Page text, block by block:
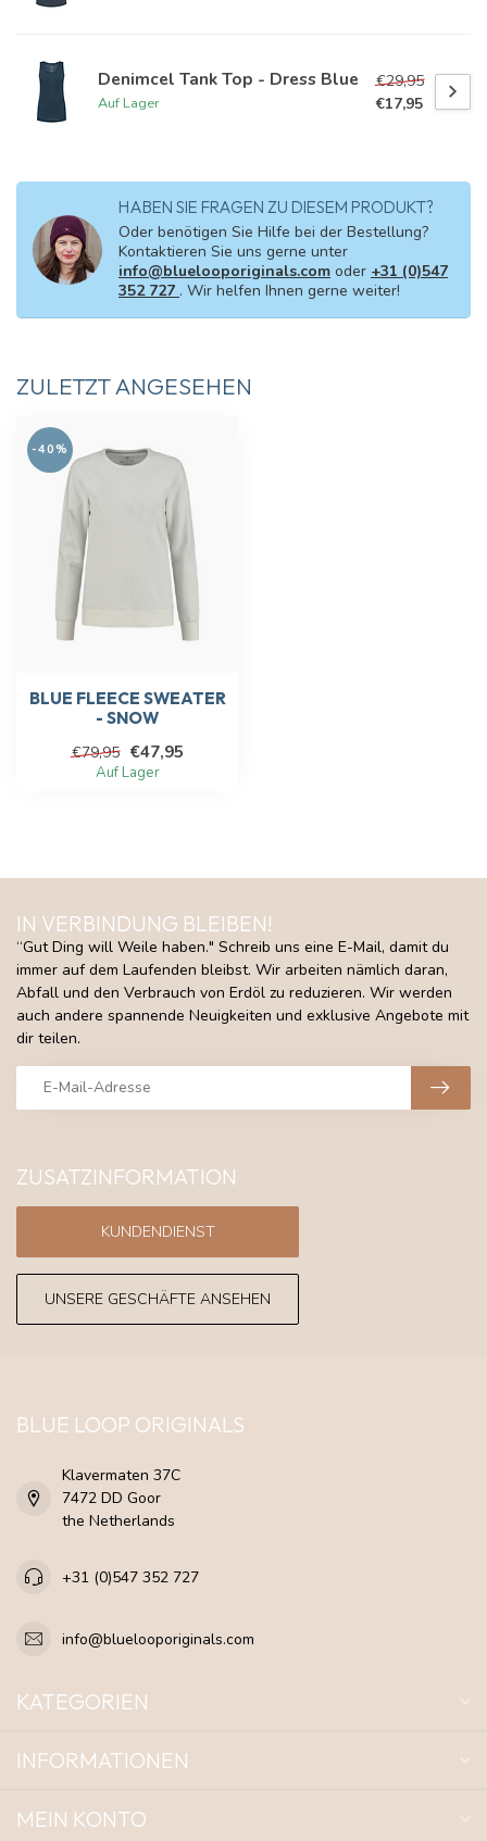
Denimcel Tank Top - Dress Blue
Auf Lager
€29,95
€17,95
HABEN SIE FRAGEN ZU DIESEM PRODUKT?
Oder benötigen Sie Hilfe bei der Bestellung?
Kontaktieren Sie uns gerne unter
info@bluelooporiginals.com oder +31 (0)547
352 727 . Wir helfen Ihnen gerne weiter!
ZULETZT ANGESEHEN
-40%
BLUE FLEECE SWEATER
- SNOW
€79,95 €47,95
Auf Lager
ZUSATZINFORMATION
KUNDENDIENST
UNSERE GESCHÄFTE ANSEHEN
IN VERBINDUNG BLEIBEN!
“Gut Ding will Weile haben." Schreib uns eine E-Mail, damit du
immer auf dem Laufenden bleibst. Wir arbeiten nämlich daran,
Abfall und den Verbrauch von Erdöl zu reduzieren. Wir werden
auch andere spannende Neuigkeiten und exklusive Angebote mit
dir teilen.
BLUE LOOP ORIGINALS
Klavermaten 37C
7472 DD Goor
the Netherlands
+31 (0)547 352 727
info@bluelooporiginals.com
KATEGORIEN
INFORMATIONEN
MEIN KONTO